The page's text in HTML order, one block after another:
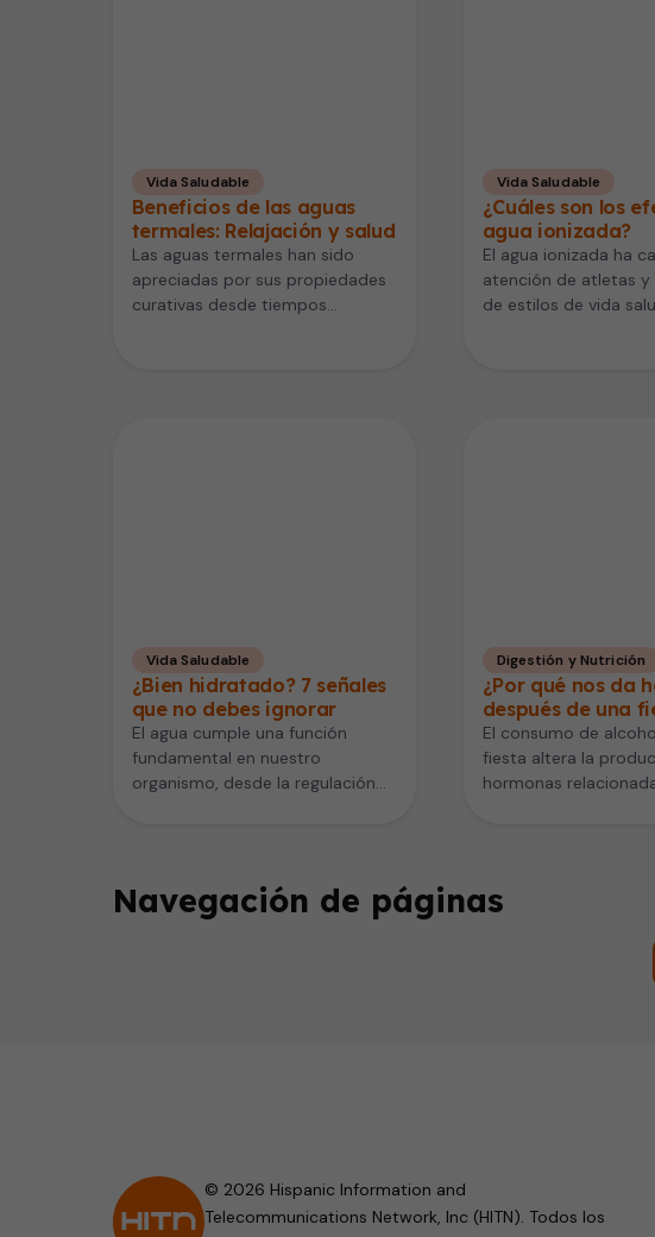
Vida Saludable
Beneficios de las aguas
termales: Relajación y salud
Las aguas termales han sido
apreciadas por sus propiedades
curativas desde tiempos
Vida Saludable
¿Cuáles son los
agua ionizada?
El agua ionizada ha
atención de atletas y
de estilos de vida
Vida Saludable
¿Bien hidratado? 7 señales
que no debes ignorar
El agua cumple una función
fundamental en nuestro
organismo, desde la regulación
Digestión y Nutrición
¿Por qué nos da
después de una
El consumo de
fiesta altera la
hormonas
Navegación de páginas
© 2026 Hispanic Information and
Telecommunications Network, Inc (HITN). Todos los